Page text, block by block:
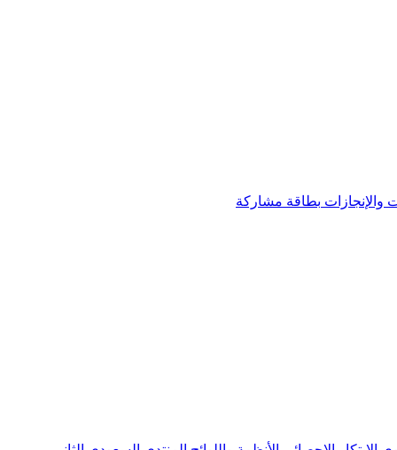
والإنجازات بطاقة مشاركة